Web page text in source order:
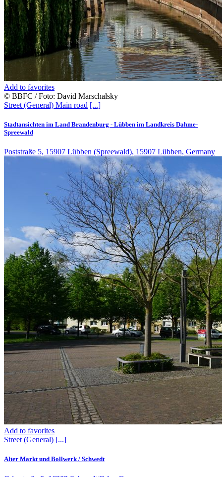
Add to favorites
© BBFC / Foto: David Marschalsky
Street (General) Main road [...]
Stadtansichten im Land Brandenburg - Lübben im Landkreis Dahme-
Spreewald
Poststraße 5, 15907 Lübben (Spreewald), 15907 Lübben, Germany
Add to favorites
Street (General) [...]
Alter Markt und Bollwerk / Schwedt